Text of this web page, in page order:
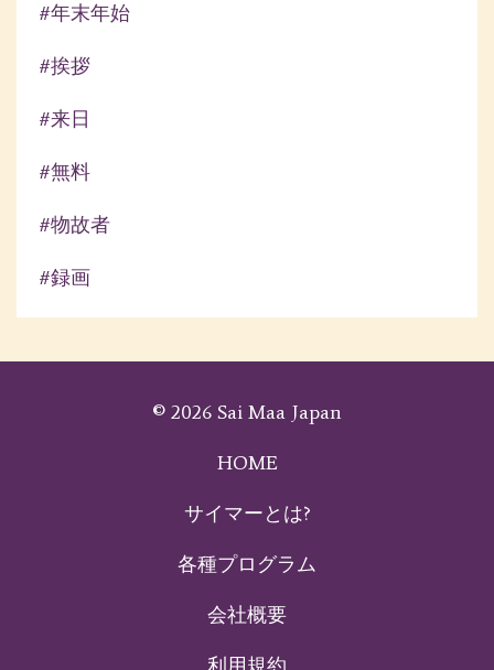
#年末年始
#挨拶
#来日
#無料
#物故者
#録画
© 2026 Sai Maa Japan
HOME
サイマーとは?
各種プログラム
会社概要